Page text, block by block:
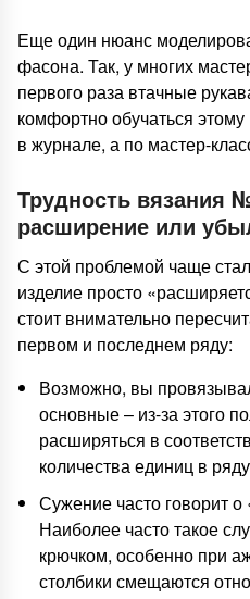
Еще один нюанс
фасона. Так, у многих
первого раза втачные
комфортно обучаться
в журнале, а по мастер-
Трудность вязания
расширение или
С этой проблемой чаще
изделие просто
стоит внимательно
первом и последнем ряду:
Возможно, вы
основные – из-за этого
расширяться в
количества единиц в
Сужение часто говорит о
Наиболее часто такое
крючком, особенно при
столбики смещаются